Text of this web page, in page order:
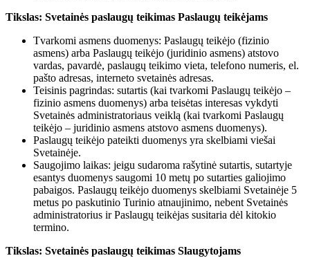
Tikslas: Svetainės paslaugų teikimas Paslaugų teikėjams
Tvarkomi asmens duomenys: Paslaugų teikėjo (fizinio
asmens) arba Paslaugų teikėjo (juridinio asmens) atstovo
vardas, pavardė, paslaugų teikimo vieta, telefono numeris, el.
pašto adresas, interneto svetainės adresas.
Teisinis pagrindas: sutartis (kai tvarkomi Paslaugų teikėjo –
fizinio asmens duomenys) arba teisėtas interesas vykdyti
Svetainės administratoriaus veiklą (kai tvarkomi Paslaugų
teikėjo – juridinio asmens atstovo asmens duomenys).
Paslaugų teikėjo pateikti duomenys yra skelbiami viešai
Svetainėje.
Saugojimo laikas: jeigu sudaroma rašytinė sutartis, sutartyje
esantys duomenys saugomi 10 metų po sutarties galiojimo
pabaigos. Paslaugų teikėjo duomenys skelbiami Svetainėje 5
metus po paskutinio Turinio atnaujinimo, nebent Svetainės
administratorius ir Paslaugų teikėjas susitaria dėl kitokio
termino.
Tikslas: Svetainės paslaugų teikimas Slaugytojams